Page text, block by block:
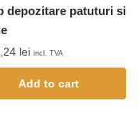
depozitare patuturi si
lei incl. TVA
Add to cart